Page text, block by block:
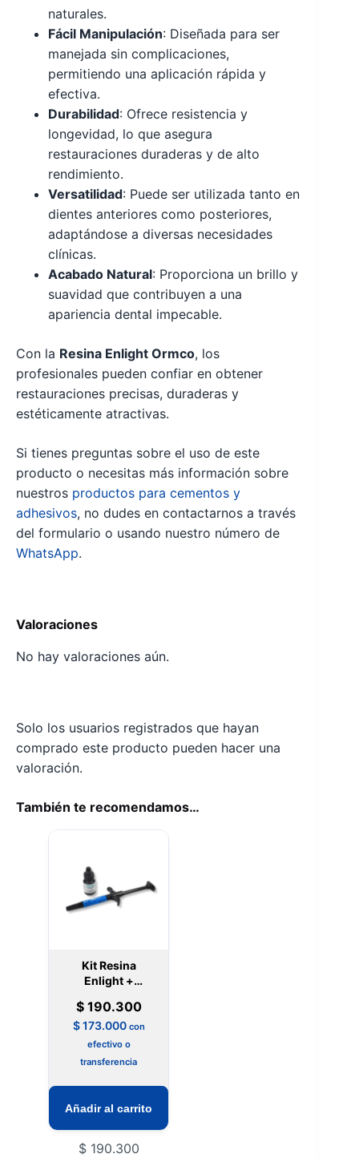
naturales.
Fácil Manipulación: Diseñada para ser
manejada sin complicaciones,
permitiendo una aplicación rápida y
efectiva.
Durabilidad: Ofrece resistencia y
longevidad, lo que asegura
restauraciones duraderas y de alto
rendimiento.
Versatilidad: Puede ser utilizada tanto en
dientes anteriores como posteriores,
adaptándose a diversas necesidades
clínicas.
Acabado Natural: Proporciona un brillo y
suavidad que contribuyen a una
apariencia dental impecable.
Con la Resina Enlight Ormco, los
profesionales pueden confiar en obtener
restauraciones precisas, duraderas y
estéticamente atractivas.
Si tienes preguntas sobre el uso de este
producto o necesitas más información sobre
nuestros productos para cementos y
adhesivos, no dudes en contactarnos a través
del formulario o usando nuestro número de
WhatsApp.
Valoraciones
No hay valoraciones aún.
Solo los usuarios registrados que hayan
comprado este producto pueden hacer una
valoración.
También te recomendamos…
Kit Resina
Enlight +
$190.300
$173.000 con
efectivo o
transferencia
Añadir al carrito
$190.300